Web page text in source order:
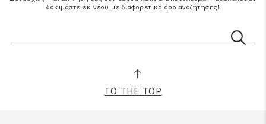
δοκιμάστε εκ νέου με διαφορετικό όρο αναζήτησης!
TO THE TOP